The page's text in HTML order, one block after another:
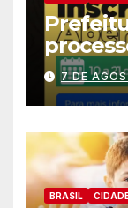
7 DE
BRASIL